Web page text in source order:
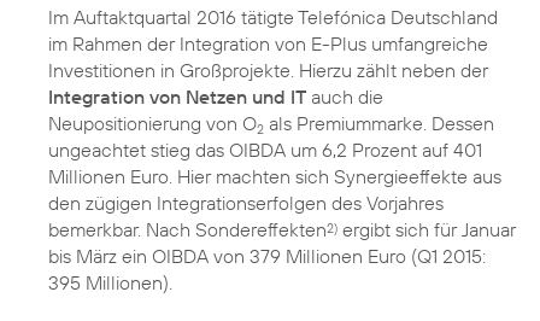
Im Auftaktquartal 2016 tätigte Telefónica Deutschland
im Rahmen der Integration von E-Plus umfangreiche
Investitionen in Großprojekte. Hierzu zählt neben der
Integration von Netzen und IT auch die
Neupositionierung von O2 als Premiummarke. Dessen
ungeachtet stieg das OIBDA um 6,2 Prozent auf 401
Millionen Euro. Hier machten sich Synergieeffekte aus
den zügigen Integrationserfolgen des Vorjahres
bemerkbar. Nach Sondereffekten2) ergibt sich für Januar
bis März ein OIBDA von 379 Millionen Euro (Q1 2015:
395 Millionen).